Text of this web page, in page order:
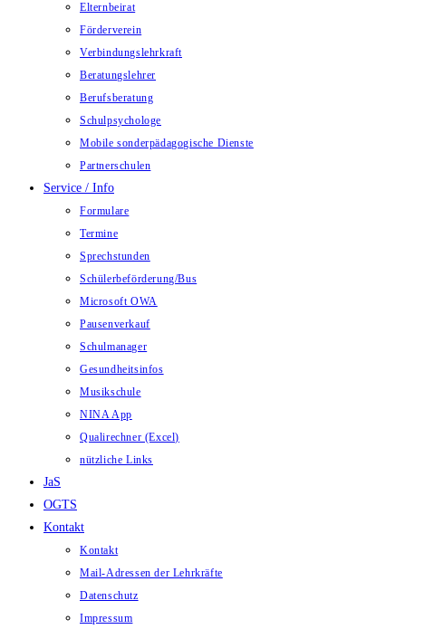
Elternbeirat
Förderverein
Verbindungslehrkraft
Beratungslehrer
Berufsberatung
Schulpsychologe
Mobile sonderpädagogische Dienste
Partnerschulen
Service / Info
Formulare
Termine
Sprechstunden
Schülerbeförderung/Bus
Microsoft OWA
Pausenverkauf
Schulmanager
Gesundheitsinfos
Musikschule
NINA App
Qualirechner (Excel)
nützliche Links
JaS
OGTS
Kontakt
Kontakt
Mail-Adressen der Lehrkräfte
Datenschutz
Impressum